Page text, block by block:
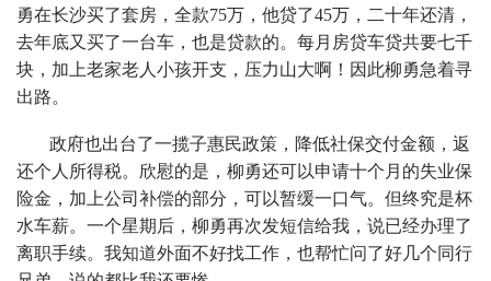
勇在长沙买了套房，全款75万，他贷了45万，二十年还清，
去年底又买了一台车，也是贷款的。每月房贷车贷共要七千
块，加上老家老人小孩开支，压力山大啊！因此柳勇急着寻
出路。
政府也出台了一揽子惠民政策，降低社保交付金额，返
还个人所得税。欣慰的是，柳勇还可以申请十个月的失业保
险金，加上公司补偿的部分，可以暂缓一口气。但终究是杯
水车薪。一个星期后，柳勇再次发短信给我，说已经办理了
离职手续。我知道外面不好找工作，也帮忙问了好几个同行